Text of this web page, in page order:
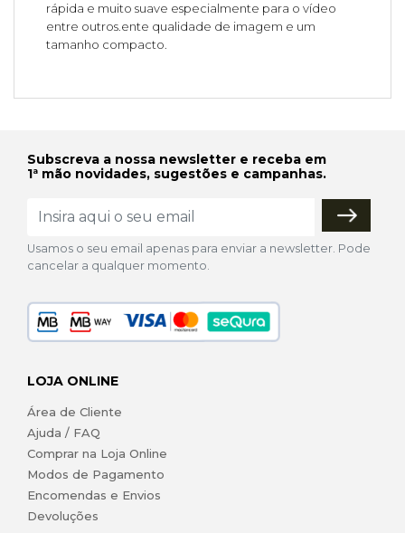
rápida e muito suave especialmente para o vídeo
entre outros.ente qualidade de imagem e um
tamanho compacto.
Subscreva a nossa newsletter e receba em
1ª mão novidades, sugestões e campanhas.
Usamos o seu email apenas para enviar a newsletter. Pode
cancelar a qualquer momento.
LOJA ONLINE
Área de Cliente
Ajuda / FAQ
Comprar na Loja Online
Modos de Pagamento
Encomendas e Envios
Devoluções